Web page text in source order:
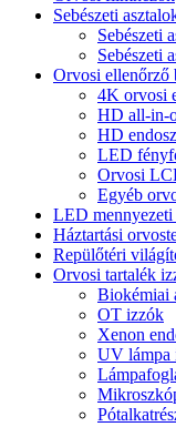
Sebészeti
Sebészeti
Sebészeti
Orvosi ellenőrző
4K orvosi
HD all-in-
HD
LED
Orvosi
Egyéb
LED mennyezeti
Háztartási
Repülőtéri
Orvosi tartalék
Biokémiai
OT izzók
Xenon
UV lámpa